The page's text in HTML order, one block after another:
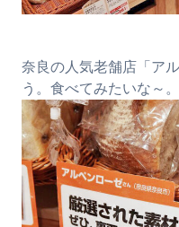
奈良の人気老舗店「ア
う。食べてみたいな～。